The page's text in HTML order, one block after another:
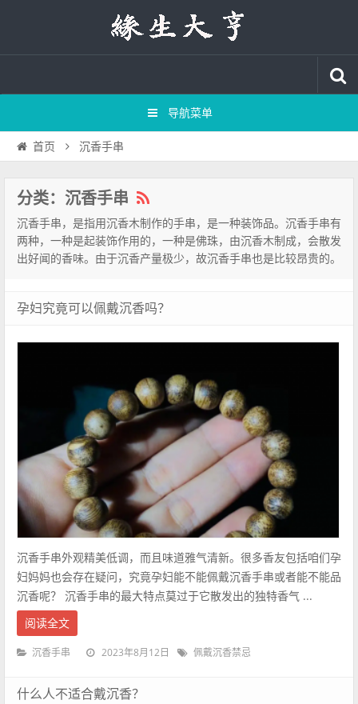
导航菜单
首页 沉香手串
分类：沉香手串
沉香手串，是指用沉香木制作的手串，是一种装饰品。沉香手串有
两种，一种是起装饰作用的，一种是佛珠，由沉香木制成，会散发
出好闻的香味。由于沉香产量极少，故沉香手串也是比较昂贵的。
孕妇究竟可以佩戴沉香吗？
沉香手串外观精美低调，而且味道雅气清新。很多香友包括咱们孕
妇妈妈也会存在疑问，究竟孕妇能不能佩戴沉香手串或者能不能品
沉香呢？ 沉香手串的最大特点莫过于它散发出的独特香气 ...
阅读全文
沉香手串 2023年8月12日 佩戴沉香禁忌
什么人不适合戴沉香？